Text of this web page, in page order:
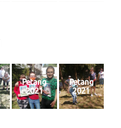
Petang
2021
Petang
2021